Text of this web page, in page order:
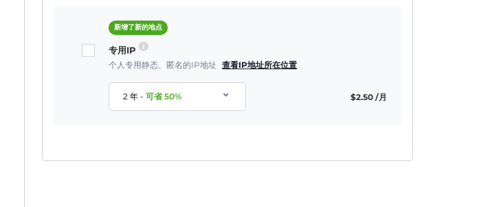
新增了新的地点
专用IP
个人专用静态、匿名的IP地址 查看IP地址所在位置
2 年-可省50% $2.50 /月